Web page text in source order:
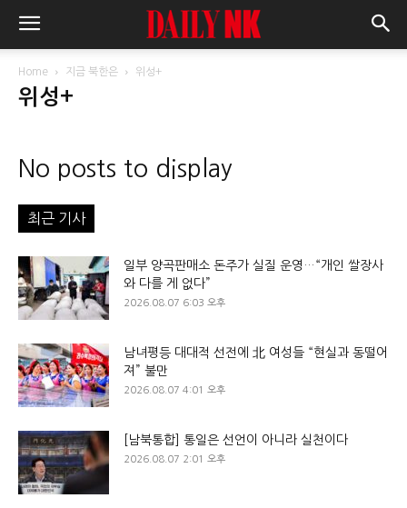
Home 지금 북한은 위성+
위성+
No posts to display
최근 기사
일부 양곡판매소 돈주가 실질 운영…“개인 쌀장사
와 다를 게 없다”
2026.08.07 6:03 오후
남녀평등 대대적 선전에 北 여성들 “현실과 동떨어
져” 불만
2026.08.07 4:01 오후
[남북통합] 통일은 선언이 아니라 실천이다
2026.08.07 2:01 오후